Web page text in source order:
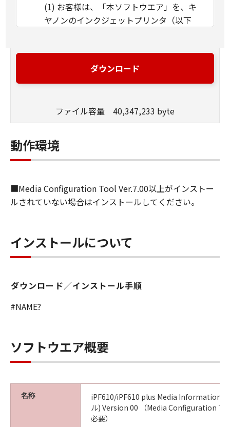
(1) お客様は、「本ソフトウエア」を、キ
ヤノンのインクジェットプリンタ（以下
とは、「許諾ソフトウエア」をコンピュー
タの記憶媒体上にインストールすること、
と、アクセスすること、読み出すこと、も
しくは実行することのいずれも含むものと
します）することができます。お客様はま
た、お客様が「プリンタ」を使用すること
に、本契約の条件の下で、「許諾ソフトウ
エア」を使用させることができます。その
べての責任を負っていただくものとしま
す。 (2) お客様は、再使用許諾、譲渡、頒
「本ソフトウエア」を使用もしくは利用さ
ジニアリング、逆コンパイルまたは逆アセ
ンブル等することはできません。また第三
者にこのような行為をさせてはなりませ
ん。
(4) 本契約に明示的に定める場合を除き、
キヤノンは「本ソフトウエア」に関する知
的財産権のいかなる権利もお客様に付与す
ダウンロード
ファイル容量 40,347,233 byte
動作環境
■Media Configuration Tool Ver.7.00以上がインストー
ルされていない場合はインストールしてください。
インストールについて
ダウンロード／インストール手順
#NAME?
ソフトウエア概要
名称
iPF610/iPF610 plus Media Information
ル) Version 00 （Media Configuration
必要）